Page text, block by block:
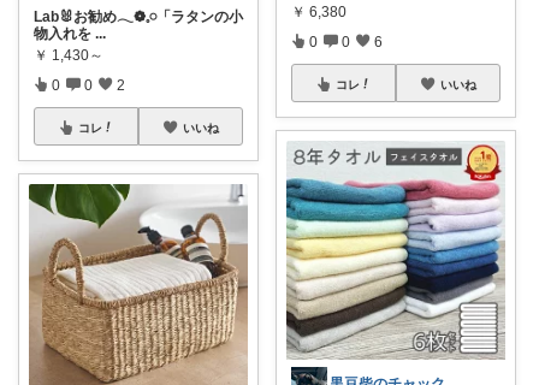
Lab🐰お勧め𓂃❁𓈒𓏸「ラタンの小
物入れを ...
￥ 1,430～
0 0 2
コレ いいね
￥ 6,380
0 0 6
コレ いいね